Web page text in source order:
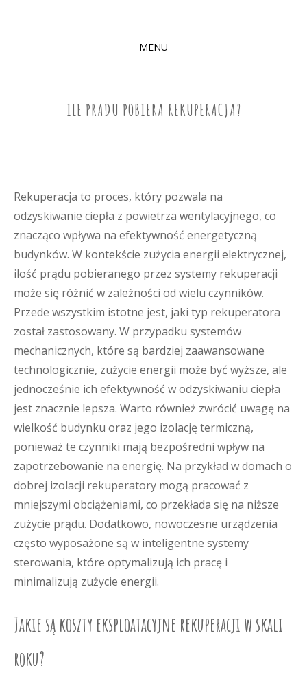
MENU
ILE PRADU POBIERA REKUPERACJA?
Rekuperacja to proces, który pozwala na
odzyskiwanie ciepła z powietrza wentylacyjnego, co
znacząco wpływa na efektywność energetyczną
budynków. W kontekście zużycia energii elektrycznej,
ilość prądu pobieranego przez systemy rekuperacji
może się różnić w zależności od wielu czynników.
Przede wszystkim istotne jest, jaki typ rekuperatora
został zastosowany. W przypadku systemów
mechanicznych, które są bardziej zaawansowane
technologicznie, zużycie energii może być wyższe, ale
jednocześnie ich efektywność w odzyskiwaniu ciepła
jest znacznie lepsza. Warto również zwrócić uwagę na
wielkość budynku oraz jego izolację termiczną,
ponieważ te czynniki mają bezpośredni wpływ na
zapotrzebowanie na energię. Na przykład w domach o
dobrej izolacji rekuperatory mogą pracować z
mniejszymi obciążeniami, co przekłada się na niższe
zużycie prądu. Dodatkowo, nowoczesne urządzenia
często wyposażone są w inteligentne systemy
sterowania, które optymalizują ich pracę i
minimalizują zużycie energii.
Jakie są koszty eksploatacyjne rekuperacji w skali
roku?